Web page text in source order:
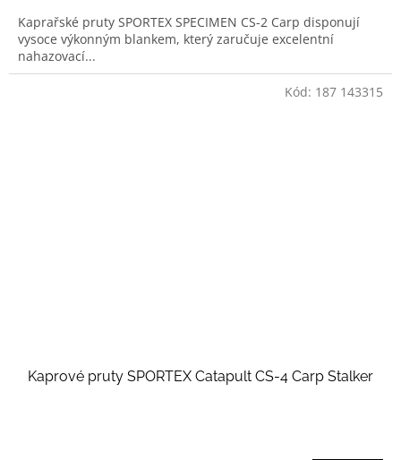
Kaprařské pruty SPORTEX SPECIMEN CS-2 Carp disponují
vysoce výkonným blankem, který zaručuje excelentní
nahazovací...
Kaprové pruty SPORTEX Catapult CS-4 Carp Stalker
Kód: 187 143315